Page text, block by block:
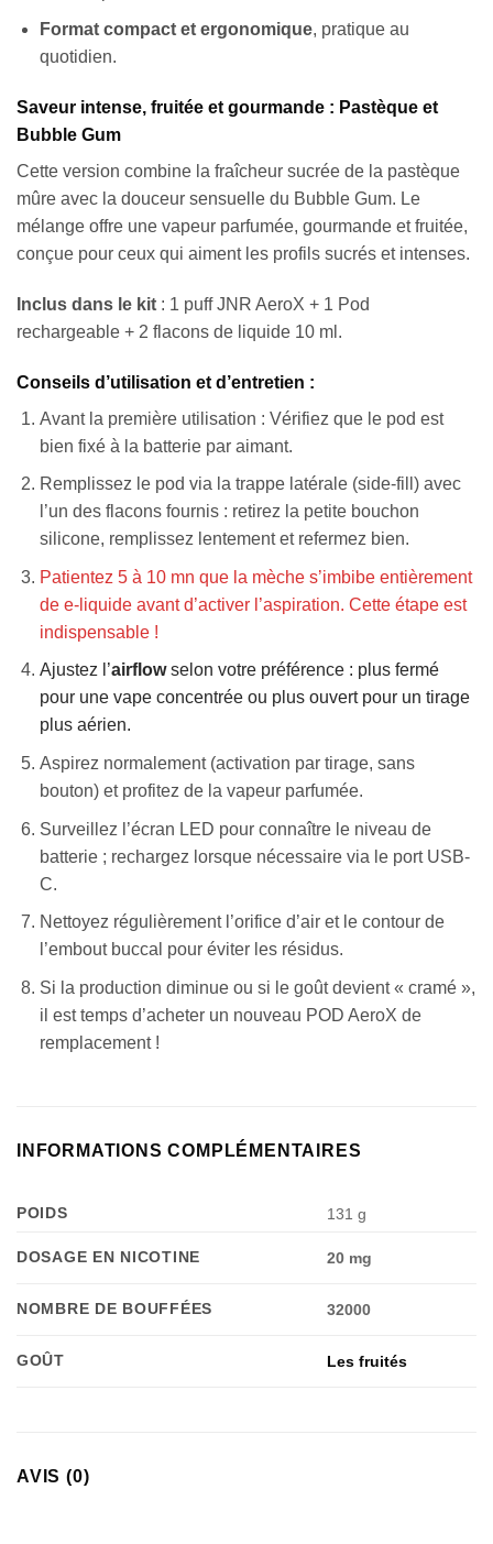
Format compact et ergonomique, pratique au
quotidien.
Saveur intense, fruitée et gourmande : Pastèque et
Bubble Gum
Cette version combine la fraîcheur sucrée de la pastèque
mûre avec la douceur sensuelle du Bubble Gum. Le
mélange offre une vapeur parfumée, gourmande et fruitée,
conçue pour ceux qui aiment les profils sucrés et intenses.
Inclus dans le kit : 1 puff JNR AeroX + 1 Pod
rechargeable + 2 flacons de liquide 10 ml.
Conseils d’utilisation et d’entretien :
Avant la première utilisation : Vérifiez que le pod est
bien fixé à la batterie par aimant.
Remplissez le pod via la trappe latérale (side-fill) avec
l’un des flacons fournis : retirez la petite bouchon
silicone, remplissez lentement et refermez bien.
Patientez 5 à 10 mn que la mèche s’imbibe entièrement
de e-liquide avant d’activer l’aspiration. Cette étape est
indispensable !
Ajustez l’airflowselon votre préférence : plus fermé
pour une vape concentrée ou plus ouvert pour un tirage
plus aérien.
Aspirez normalement (activation par tirage, sans
bouton) et profitez de la vapeur parfumée.
Surveillez l’écran LED pour connaître le niveau de
batterie ; rechargez lorsque nécessaire via le port USB-
C.
Nettoyez régulièrement l’orifice d’air et le contour de
l’embout buccal pour éviter les résidus.
Si la production diminue ou si le goût devient « cramé »,
il est temps d’acheter un nouveau POD AeroX de
remplacement !
INFORMATIONS COMPLÉMENTAIRES
POIDS 131 g
DOSAGE EN NICOTINE 20 mg
NOMBRE DE BOUFFÉES 32000
GOÛT Les fruités
AVIS (0)